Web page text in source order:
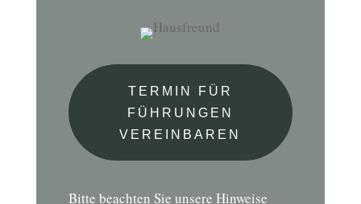
TERMIN FÜR
FÜHRUNGEN
VEREINBAREN
Bitte beachten Sie unsere Hinweise